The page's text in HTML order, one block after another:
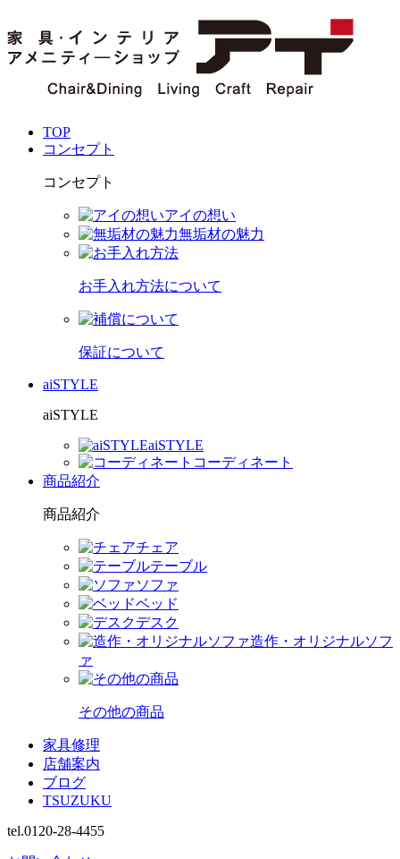
TOP
コンセプト
コンセプト
アイの想い
無垢材の魅力
お手入れ方法について
保証について
aiSTYLE
aiSTYLE
aiSTYLE
コーディネート
商品紹介
商品紹介
チェア
テーブル
ソファ
ベッド
デスク
造作・オリジナルソフ
ァ
その他の商品
家具修理
店舗案内
ブログ
TSUZUKU
tel.0120-28-4455